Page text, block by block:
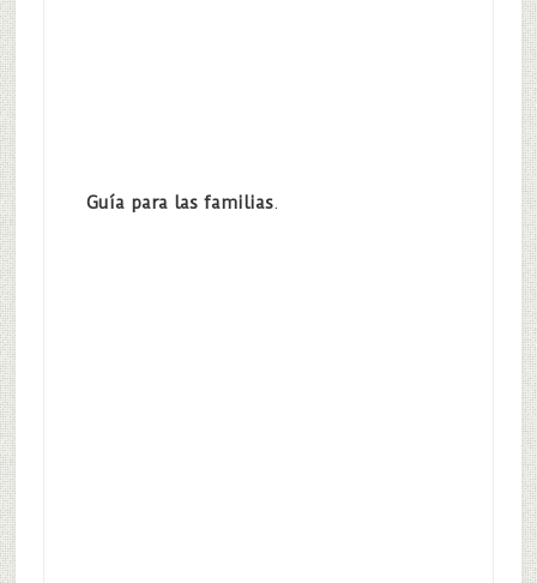
Guía para las familias.